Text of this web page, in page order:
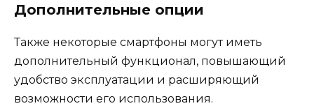
Дополнительные опции
Также некоторые смартфоны могут иметь
дополнительный функционал, повышающий
удобство эксплуатации и расширяющий
возможности его использования.